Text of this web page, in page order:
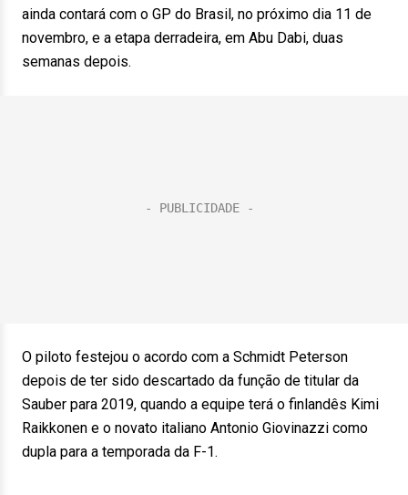
ainda contará com o GP do Brasil, no próximo dia 11 de
novembro, e a etapa derradeira, em Abu Dabi, duas
semanas depois.
O piloto festejou o acordo com a Schmidt Peterson
depois de ter sido descartado da função de titular da
Sauber para 2019, quando a equipe terá o finlandês Kimi
Raikkonen e o novato italiano Antonio Giovinazzi como
dupla para a temporada da F-1.